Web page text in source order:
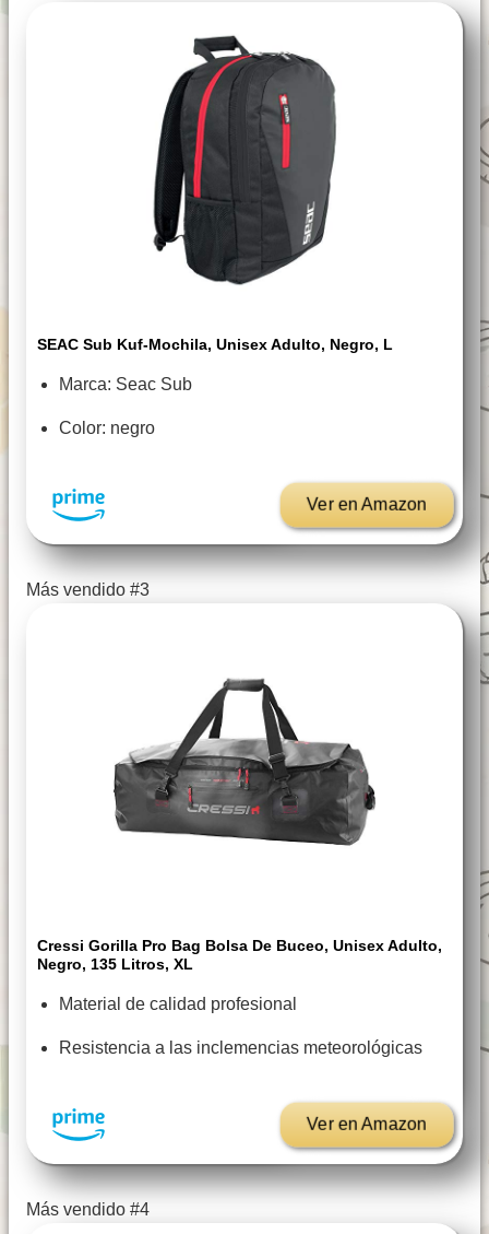
SEAC Sub Kuf-Mochila, Unisex Adulto, Negro, L
Marca: Seac Sub
Color: negro
Ver en Amazon
Más vendido #3
Cressi Gorilla Pro Bag Bolsa De Buceo, Unisex Adulto,
Negro, 135 Litros, XL
Material de calidad profesional
Resistencia a las inclemencias meteorológicas
Ver en Amazon
Más vendido #4